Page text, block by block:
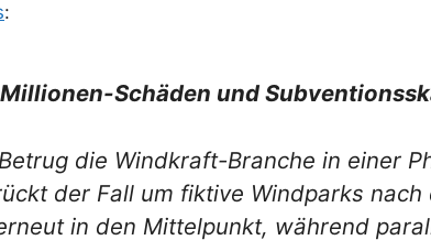
:
Schäden und
die Windkraft-Branche in einer
der Fall um fiktive Windparks
in den Mittelpunkt, während